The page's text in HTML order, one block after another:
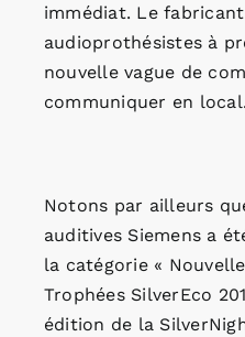
immédiat. Le
audioprothésistes à
nouvelle vague de
communiquer en local.
Notons par ailleurs
auditives Siemens a
la catégorie «
Trophées SilverEco
édition de la